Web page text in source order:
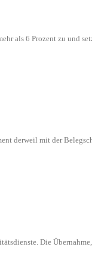
als 6 Prozent zu und
derweil mit der
Die Übernahme,